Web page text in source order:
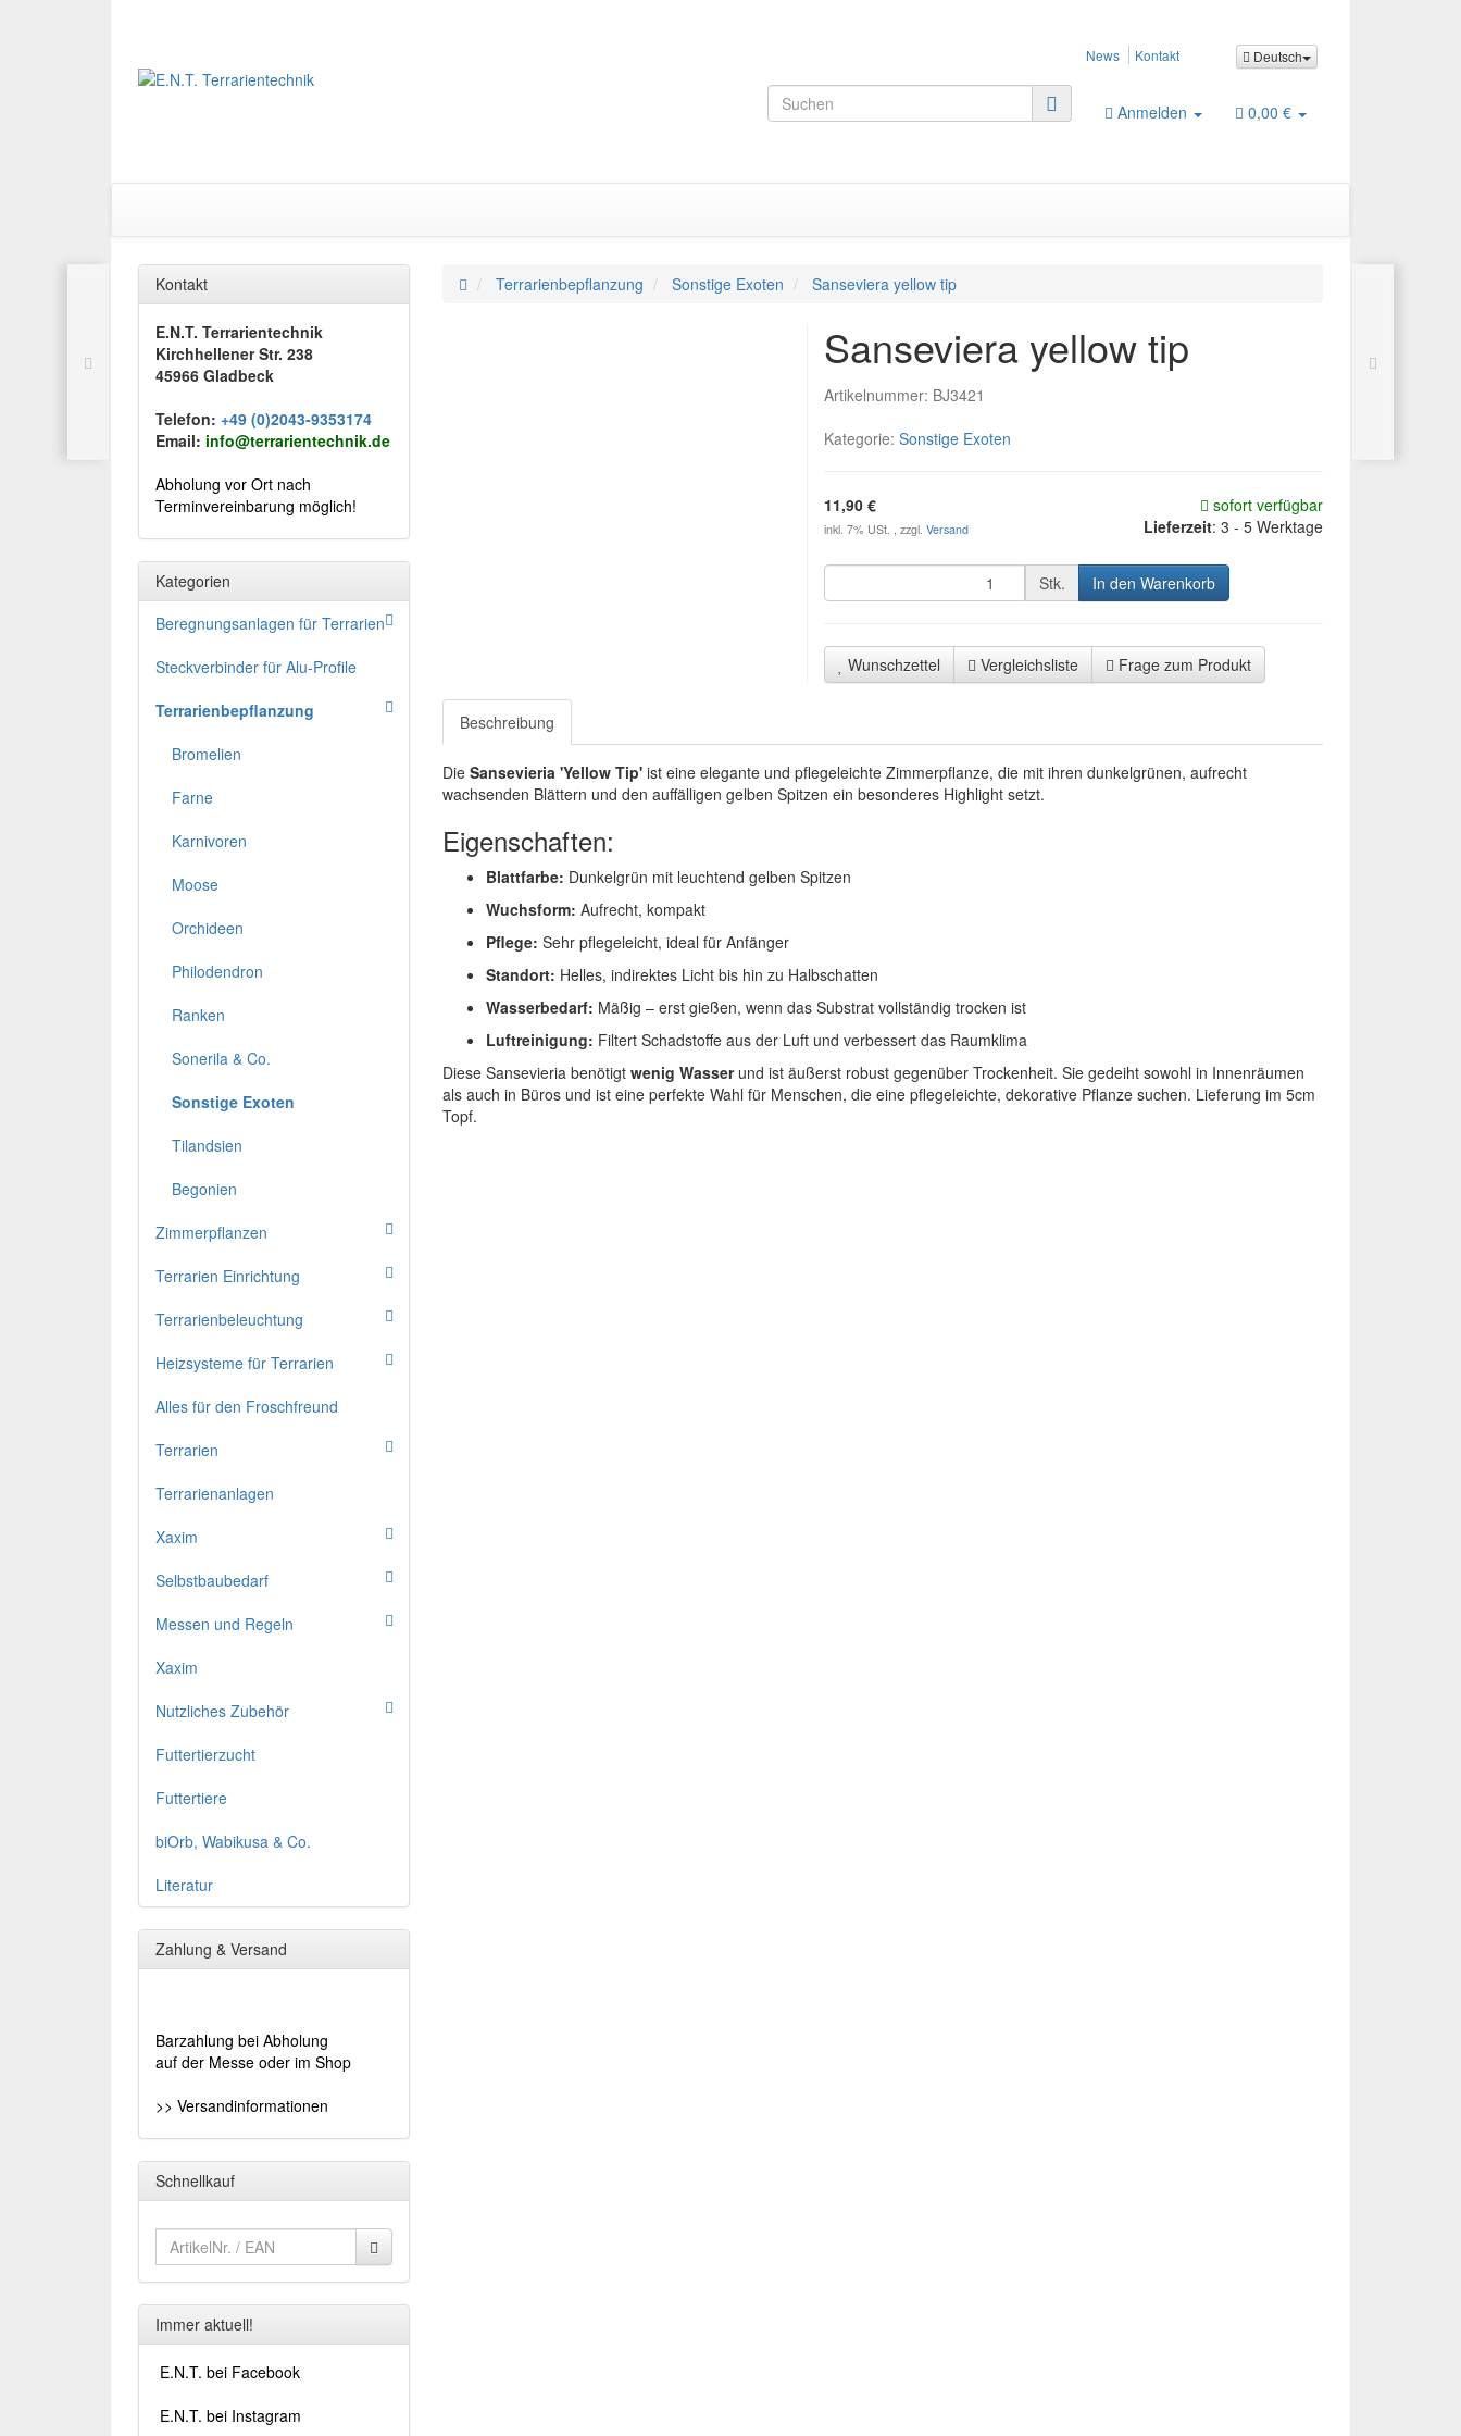
Deutsch
News Kontakt
Anmelden 0,00 €
Terrarienbepflanzung Sonstige Exoten Sanseviera yellow tip
Sanseviera yellow tip
Artikelnummer: BJ3421
Kategorie: Sonstige Exoten
11,90 €
inkl. 7% USt. , zzgl. Versand
sofort verfügbar
Lieferzeit: 3 - 5 Werktage
Stk. In den Warenkorb
Wunschzettel Vergleichsliste Frage zum Produkt
Beschreibung
Die Sansevieria 'Yellow Tip' ist eine elegante und pflegeleichte Zimmerpflanze, die mit ihren dunkelgrünen, aufrecht
wachsenden Blättern und den auffälligen gelben Spitzen ein besonderes Highlight setzt.
Eigenschaften:
Blattfarbe: Dunkelgrün mit leuchtend gelben Spitzen
Wuchsform: Aufrecht, kompakt
Pflege: Sehr pflegeleicht, ideal für Anfänger
Standort: Helles, indirektes Licht bis hin zu Halbschatten
Wasserbedarf: Mäßig – erst gießen, wenn das Substrat vollständig trocken ist
Luftreinigung: Filtert Schadstoffe aus der Luft und verbessert das Raumklima
Diese Sansevieria benötigt wenig Wasserund ist äußerst robust gegenüber Trockenheit. Sie gedeiht sowohl in Innenräumen
als auch in Büros und ist eine perfekte Wahl für Menschen, die eine pflegeleichte, dekorative Pflanze suchen. Lieferung im 5cm
Topf.
Kontakt
E.N.T. Terrarientechnik
Kirchhellener Str. 238
45966 Gladbeck
Telefon: +49 (0)2043-9353174
Email: info@terrarientechnik.de
Abholung vor Ort nach
Terminvereinbarung möglich!
Kategorien
Beregnungsanlagen für Terrarien
Steckverbinder für Alu-Profile
Terrarienbepflanzung
Bromelien
Farne
Karnivoren
Moose
Orchideen
Philodendron
Ranken
Sonerila & Co.
Sonstige Exoten
Tilandsien
Begonien
Zimmerpflanzen
Terrarien Einrichtung
Terrarienbeleuchtung
Heizsysteme für Terrarien
Alles für den Froschfreund
Terrarien
Terrarienanlagen
Xaxim
Selbstbaubedarf
Messen und Regeln
Xaxim
Nutzliches Zubehör
Futtertierzucht
Futtertiere
biOrb, Wabikusa & Co.
Literatur
Zahlung & Versand
Barzahlung bei Abholung
auf der Messe oder im Shop
>> Versandinformationen
Schnellkauf
Immer aktuell!
E.N.T. bei Facebook
E.N.T. bei Instagram